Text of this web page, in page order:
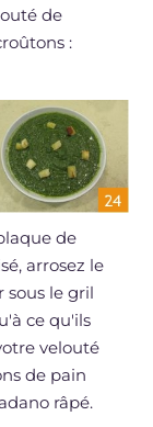
de
:
de
arrosez le
sous le gril
ce qu'ils
velouté
de pain
râpé.